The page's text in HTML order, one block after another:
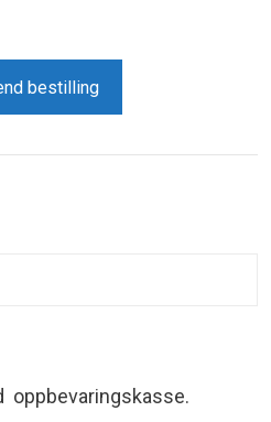
bestilling
oppbevaringskasse.